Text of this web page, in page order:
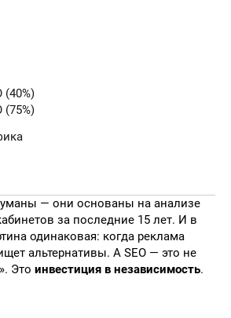
(40%)
(75%)
— они основаны на анализе
за последние 15 лет. И в
одинаковая: когда реклама
альтернативы. А SEO — это не
Это инвестиция в независимость.